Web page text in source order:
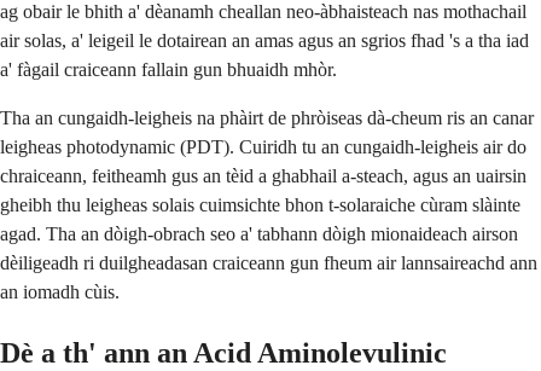
ag obair le bhith a' dèanamh cheallan neo-àbhaisteach nas mothachail
air solas, a' leigeil le dotairean an amas agus an sgrios fhad 's a tha iad
a' fàgail craiceann fallain gun bhuaidh mhòr.
Tha an cungaidh-leigheis na phàirt de phròiseas dà-cheum ris an canar
leigheas photodynamic (PDT). Cuiridh tu an cungaidh-leigheis air do
chraiceann, feitheamh gus an tèid a ghabhail a-steach, agus an uairsin
gheibh thu leigheas solais cuimsichte bhon t-solaraiche cùram slàinte
agad. Tha an dòigh-obrach seo a' tabhann dòigh mionaideach airson
dèiligeadh ri duilgheadasan craiceann gun fheum air lannsaireachd ann
an iomadh cùis.
Dè a th' ann an Acid Aminolevulinic